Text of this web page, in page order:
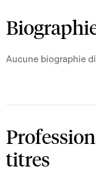
Vice-Président
21/11/2023 -
21/11/2023 -
Membre -
Parlementaires"
Aucune biographie
titres